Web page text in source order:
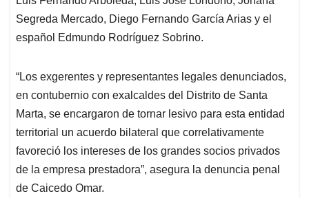
Segreda Mercado, Diego Fernando García Arias y el
español Edmundo Rodríguez Sobrino.
“Los exgerentes y representantes legales denunciados,
en contubernio con exalcaldes del Distrito de Santa
Marta, se encargaron de tornar lesivo para esta entidad
territorial un acuerdo bilateral que correlativamente
favoreció los intereses de los grandes socios privados
de la empresa prestadora”, asegura la denuncia penal
de Caicedo Omar.